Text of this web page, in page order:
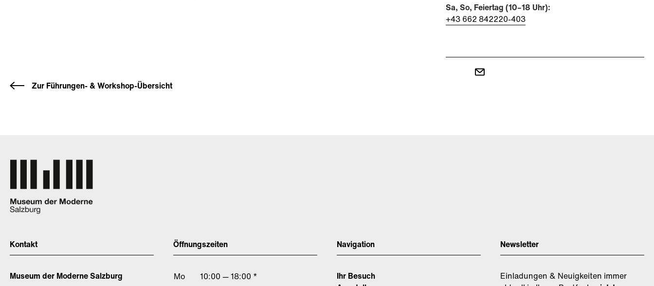
Sa, So, Feiertag (10–18 Uhr):
+43 662 842220-403
Zur Führungen- & Workshop-Übersicht
Kontakt
Museum der Moderne Salzburg
Öffnungszeiten
Mo
10:00 — 18:00 *
Navigation
Ihr Besuch
Newsletter
Einladungen & Neuigkeiten immer